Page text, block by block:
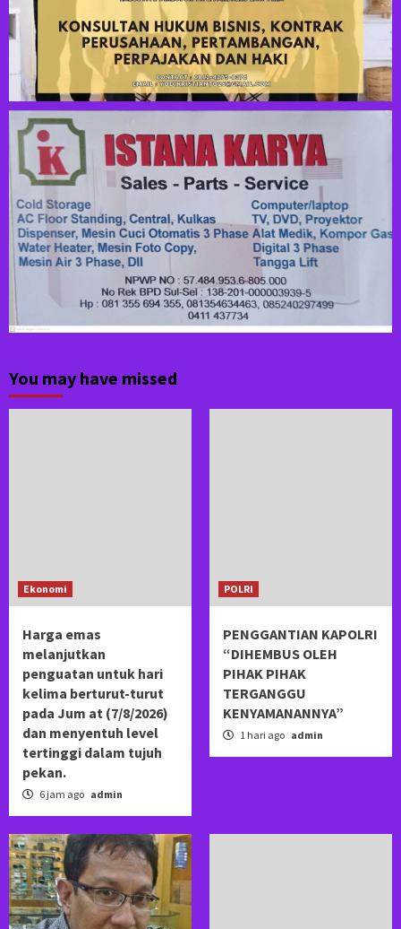
You may have missed
Ekonomi
Harga emas
melanjutkan
penguatan untuk hari
kelima berturut-turut
pada Jum at (7/8/2026)
dan menyentuh level
tertinggi dalam tujuh
pekan.
6 jam ago admin
POLRI
PENGGANTIAN KAPOLRI
“DIHEMBUS OLEH
PIHAK PIHAK
TERGANGGU
KENYAMANANNYA”
1 hari ago admin